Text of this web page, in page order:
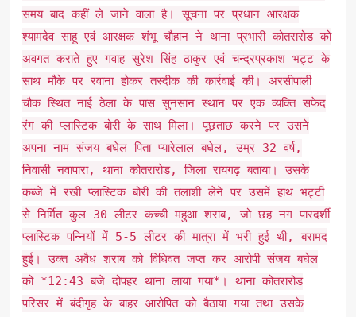
समय बाद कहीं ले जाने वाला है। सूचना पर प्रधान आरक्षक
श्यामदेव साहू एवं आरक्षक शंभू चौहान ने थाना प्रभारी कोतरारोड को
अवगत कराते हुए गवाह सुरेश सिंह ठाकुर एवं चन्द्रप्रकाश भट्ट के
साथ मौके पर रवाना होकर तस्दीक की कार्रवाई की। अरसीपाली
चौक स्थित नाई ठेला के पास सुनसान स्थान पर एक व्यक्ति सफेद
रंग की प्लास्टिक बोरी के साथ मिला। पूछताछ करने पर उसने
अपना नाम संजय बघेल पिता प्यारेलाल बघेल, उम्र 32 वर्ष,
निवासी नवापारा, थाना कोतरारोड, जिला रायगढ़ बताया। उसके
कब्जे में रखी प्लास्टिक बोरी की तलाशी लेने पर उसमें हाथ भट्टी
से निर्मित कुल 30 लीटर कच्ची महुआ शराब, जो छह नग पारदर्शी
प्लास्टिक पन्नियों में 5-5 लीटर की मात्रा में भरी हुई थी, बरामद
हुई। उक्त अवैध शराब को विधिवत जप्त कर आरोपी संजय बघेल
को *12:43 बजे दोपहर थाना लाया गया*। थाना कोतरारोड
परिसर में बंदीगृह के बाहर आरोपित को बैठाया गया तथा उसके